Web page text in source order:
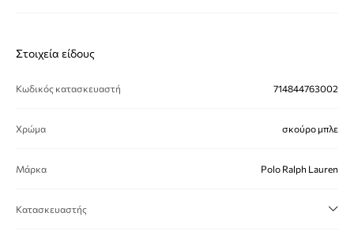
Στοιχεία είδους
Κωδικός κατασκευαστή 714844763002
Χρώμα σκούρο μπλε
Μάρκα Polo Ralph Lauren
Κατασκευαστής